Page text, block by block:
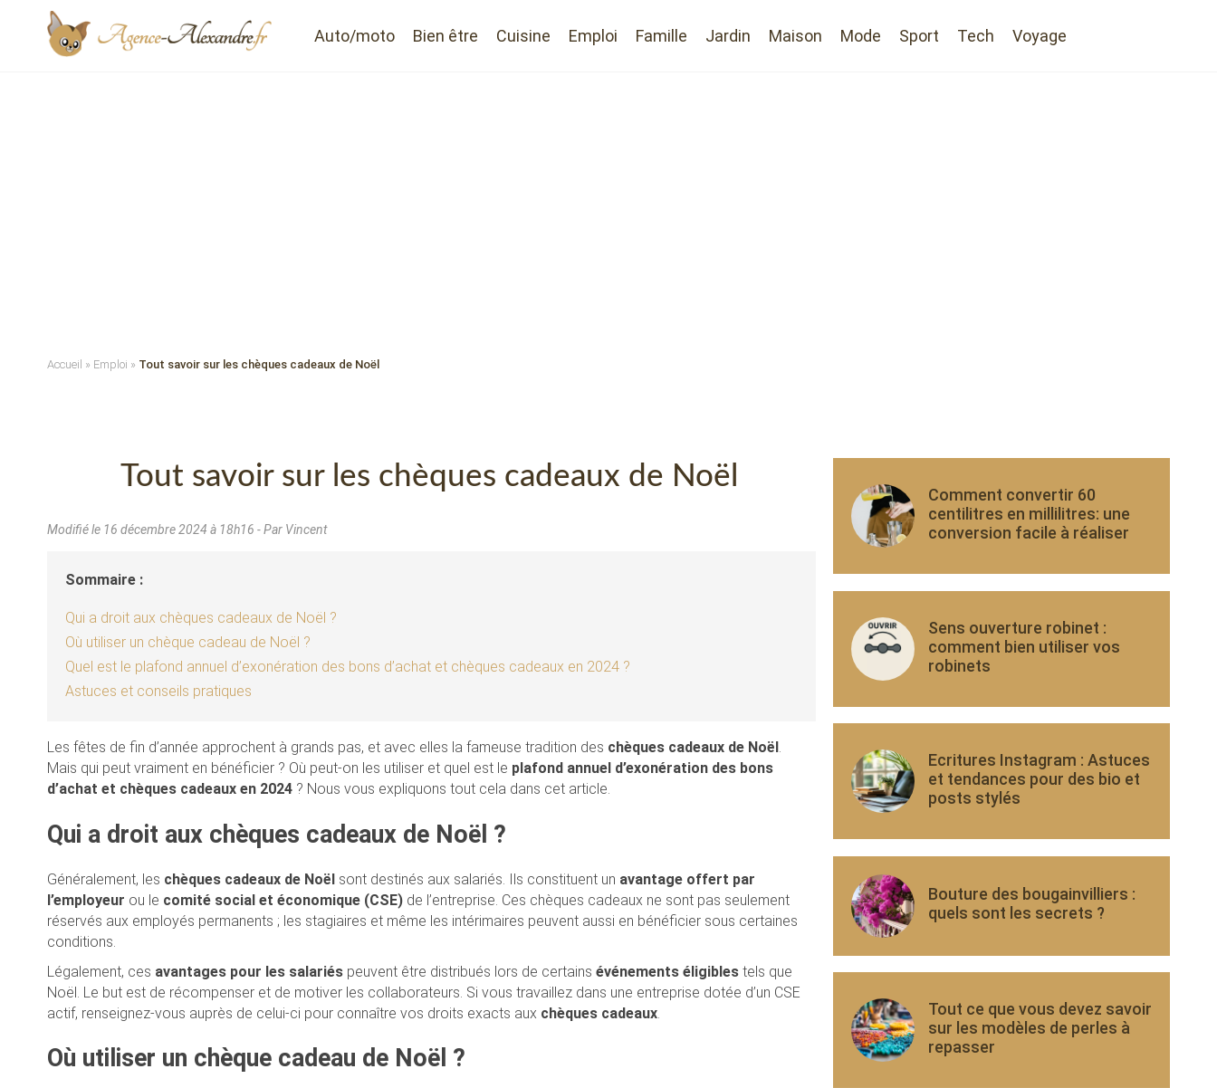
Auto/moto Bien être Cuisine Emploi Famille Jardin Maison Mode Sport Tech Voyage
Accueil » Emploi » Tout savoir sur les chèques cadeaux de Noël
Tout savoir sur les chèques cadeaux de Noël
Modifié le 16 décembre 2024 à 18h16 - Par Vincent
Sommaire :
Qui a droit aux chèques cadeaux de Noël ?
Où utiliser un chèque cadeau de Noël ?
Quel est le plafond annuel d’exonération des bons d’achat et chèques cadeaux en 2024 ?
Astuces et conseils pratiques
Les fêtes de fin d’année approchent à grands pas, et avec elles la fameuse tradition des chèques cadeaux de Noël .
Mais qui peut vraiment en bénéficier ? Où peut-on les utiliser et quel est le plafond annuel d’exonération des bons
d’achat et chèques cadeaux en 2024 ? Nous vous expliquons tout cela dans cet article.
Qui a droit aux chèques cadeaux de Noël ?
Généralement, les chèques cadeaux de Noël sont destinés aux salariés. Ils constituent un avantage offert par
l’employeur ou le comité social et économique (CSE) de l’entreprise. Ces chèques cadeaux ne sont pas seulement
réservés aux employés permanents ; les stagiaires et même les intérimaires peuvent aussi en bénéficier sous certaines
conditions.
Légalement, ces avantages pour les salariés peuvent être distribués lors de certains événements éligibles tels que
Noël. Le but est de récompenser et de motiver les collaborateurs. Si vous travaillez dans une entreprise dotée d’un CSE
actif, renseignez-vous auprès de celui-ci pour connaître vos droits exacts aux chèques cadeaux.
Où utiliser un chèque cadeau de Noël ?
Comment convertir 60
centilitres en millilitres: une
conversion facile à réaliser
Sens ouverture robinet :
comment bien utiliser vos
robinets
Ecritures Instagram : Astuces
et tendances pour des bio et
posts stylés
Bouture des bougainvilliers :
quels sont les secrets ?
Tout ce que vous devez savoir
sur les modèles de perles à
repasser